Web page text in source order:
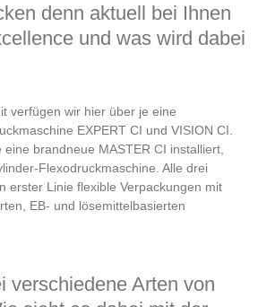
denn aktuell bei Ihnen
und was wird dabei
verfügen wir hier über je eine
EXPERT CI und VISION CI.
brandneue MASTER CI installiert,
Flexodruckmaschine. Alle drei
erster Linie flexible Verpackungen mit
EB- und lösemittelbasierten
verschiedene Arten von